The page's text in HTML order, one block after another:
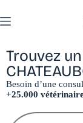
Trouvez
Besoin d’une
+25.000